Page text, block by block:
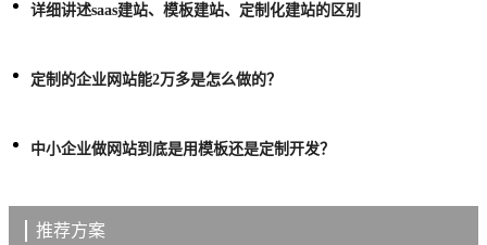
详细讲述saas建站、模板建站、定制化建站的区别
定制的企业网站能2万多是怎么做的？
中小企业做网站到底是用模板还是定制开发？
推荐方案